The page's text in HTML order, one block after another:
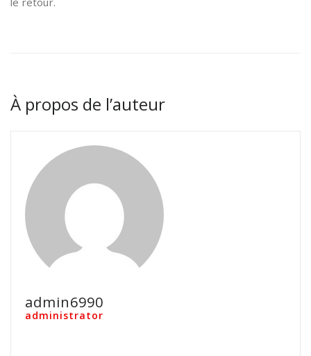
À propos de l’auteur
admin6990
administrator